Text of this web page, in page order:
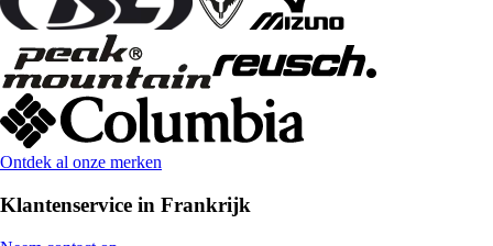
Ontdek al onze merken
Klantenservice in Frankrijk